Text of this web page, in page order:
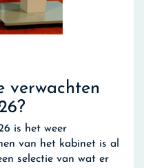
verwachten
is het weer
van het kabinet is al
selectie van wat er